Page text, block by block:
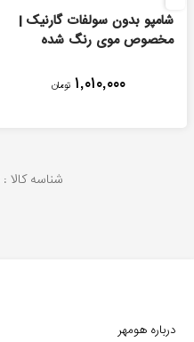
شامپو بدون سولفات گارنیک |
مخصوص موی رنگ شده
۱,۰۱۰,۰۰۰ تومان
شناسه کالا :
درباره هومهر